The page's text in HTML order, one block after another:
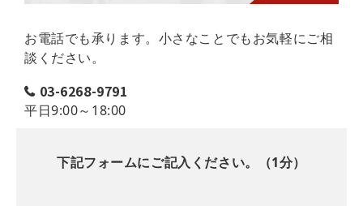
お電話でも承ります。小さなことでもお気軽にご相
談ください。
03-6268-9791
平日9:00～18:00
下記フォームにご記入ください。（1分）